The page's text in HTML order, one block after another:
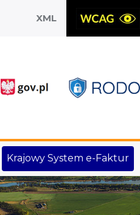
XML
Krajowy System e-Faktur